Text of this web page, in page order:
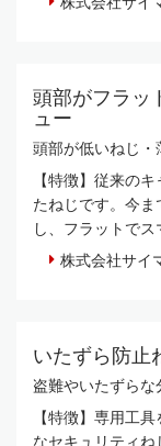
頭部がフラッ
ュー
頭部が低いねじ・
【特徴】従来の
たねじです。今ま
し、フラットでス
株式会社サイ
いたずら防
盗難やいたずらな
【特徴】専用工
なセキュリティね